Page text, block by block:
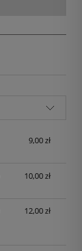
9,00 zł
10,00 zł
12,00 zł